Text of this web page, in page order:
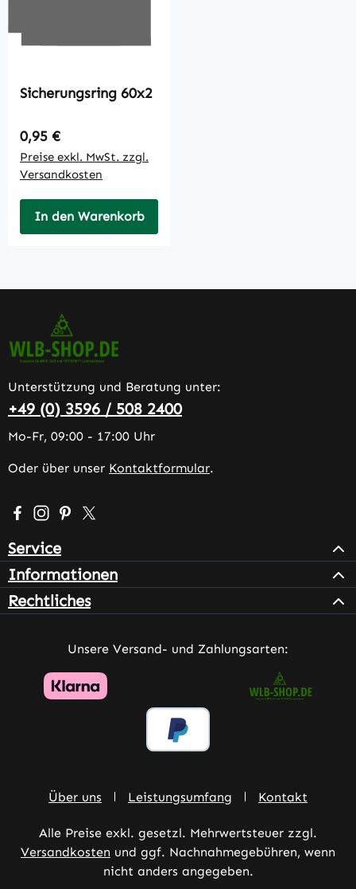
Sicherungsring 60x2
Regulärer Preis:
0,95 €
Preise exkl. MwSt. zzgl.
Versandkosten
In den Warenkorb
Unterstützung und Beratung unter:
+49 (0) 3596 / 508 2400
Mo-Fr, 09:00 - 17:00 Uhr
Oder über unser Kontaktformular.
Besuche uns auf Facebook – öffnet in neuem Tab
Schau auf Instagram vorbei – öffnet in neuem Tab
Lass dich auf Pinterest inspirieren – öffnet in
Folge uns auf X – öffnet in neuem Tab
Service
Informationen
Rechtliches
Unsere Versand- und Zahlungsarten:
Über uns Leistungsumfang Kontakt
Alle Preise exkl. gesetzl. Mehrwertsteuer zzgl.
Versandkosten und ggf. Nachnahmegebühren, wenn
nicht anders angegeben.